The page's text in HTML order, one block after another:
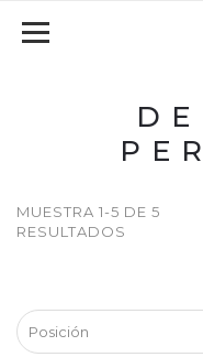
MUESTRA 1-5 DE 5
RESULTADOS